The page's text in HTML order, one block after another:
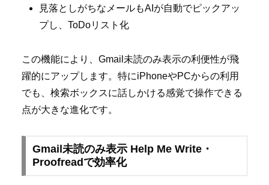
見落としがちなメールもAIが自動でピックアッ
プし、ToDoリスト化
この機能により、Gmail未読のみ表示の利便性が飛
躍的にアップします。特にiPhoneやPCからの利用
でも、検索ボックスに話しかける感覚で操作できる
点が大きな進化です。
Gmail未読のみ表示 Help Me Write・
Proofreadで効率化